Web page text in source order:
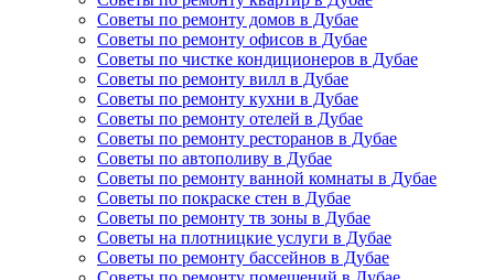
Советы по ремонту домов в Дубае
Советы по ремонту офисов в Дубае
Советы по чистке кондиционеров в Дубае
Советы по ремонту вилл в Дубае
Советы по ремонту кухни в Дубае
Советы по ремонту отелей в Дубае
Советы по ремонту ресторанов в Дубае
Советы по автополиву в Дубае
Советы по ремонту ванной комнаты в Дубае
Советы по покраске стен в Дубае
Советы по ремонту тв зоны в Дубае
Советы на плотницкие услуги в Дубае
Советы по ремонту бассейнов в Дубае